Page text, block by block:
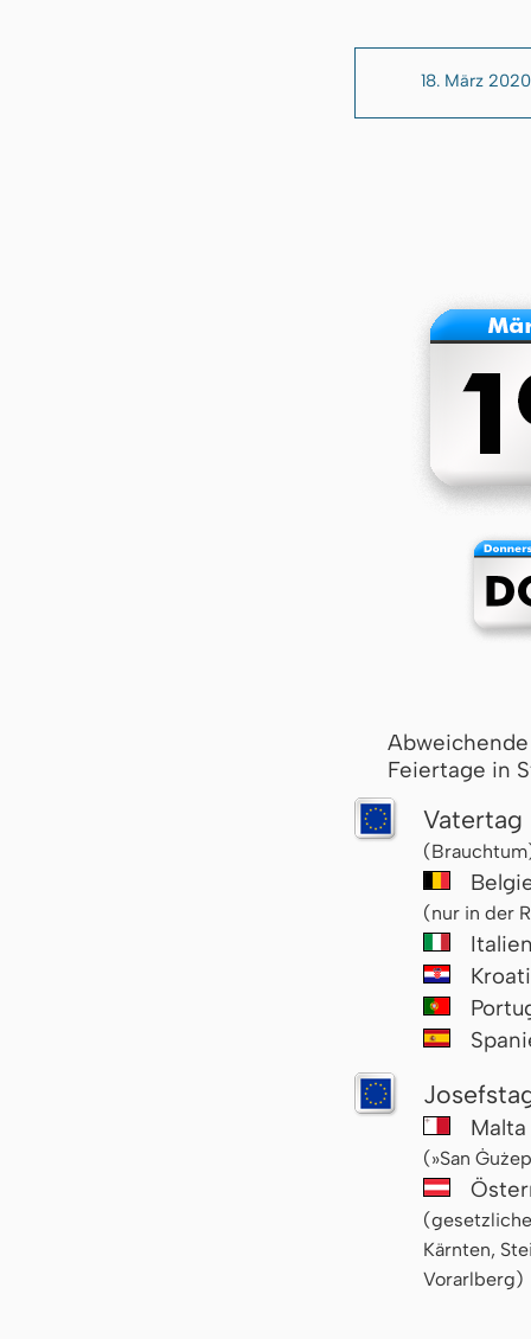
18. März 2020
Feiertage in
Vatertag
(nur in der
Malta
(»San
Kärnten,
Vorarlberg)